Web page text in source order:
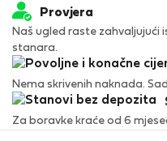
Provjera
Naš ugled raste zahvaljujući
stanara.
Nema skrivenih naknada.
Za boravke kraće od 6